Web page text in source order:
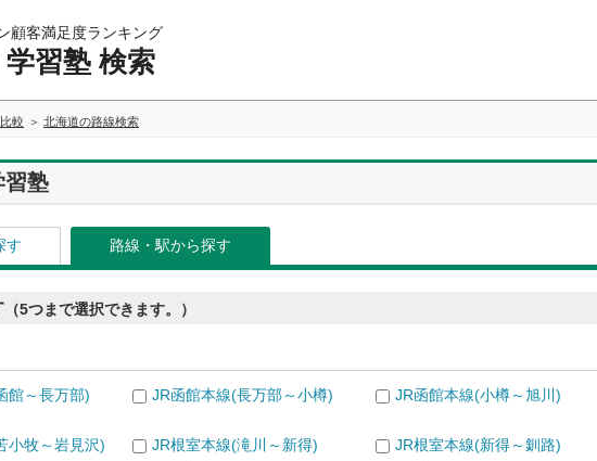
顧客満足度ランキング
学習塾 検索
較 北海道の路線検索
習塾
す 路線・駅から探す
（5つまで選択できます。）
館～長万部) JR函館本線(長万部～小樽) JR函館本線(小樽～旭川)
小牧～岩見沢)
JR根室本線(滝川～新得) JR根室本線(新得～釧路)